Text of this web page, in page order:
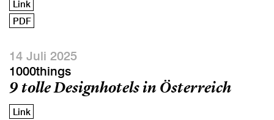
Link
PDF
14 Juli 2025
1000things
9 tolle Designhotels in Österreich
Link